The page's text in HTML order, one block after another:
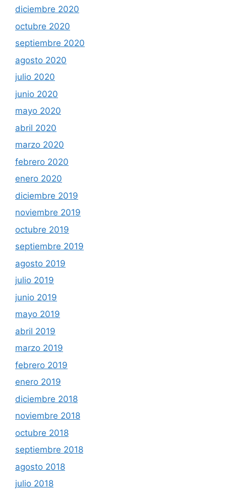
diciembre 2020
octubre 2020
septiembre 2020
agosto 2020
julio 2020
junio 2020
mayo 2020
abril 2020
marzo 2020
febrero 2020
enero 2020
diciembre 2019
noviembre 2019
octubre 2019
septiembre 2019
agosto 2019
julio 2019
junio 2019
mayo 2019
abril 2019
marzo 2019
febrero 2019
enero 2019
diciembre 2018
noviembre 2018
octubre 2018
septiembre 2018
agosto 2018
julio 2018